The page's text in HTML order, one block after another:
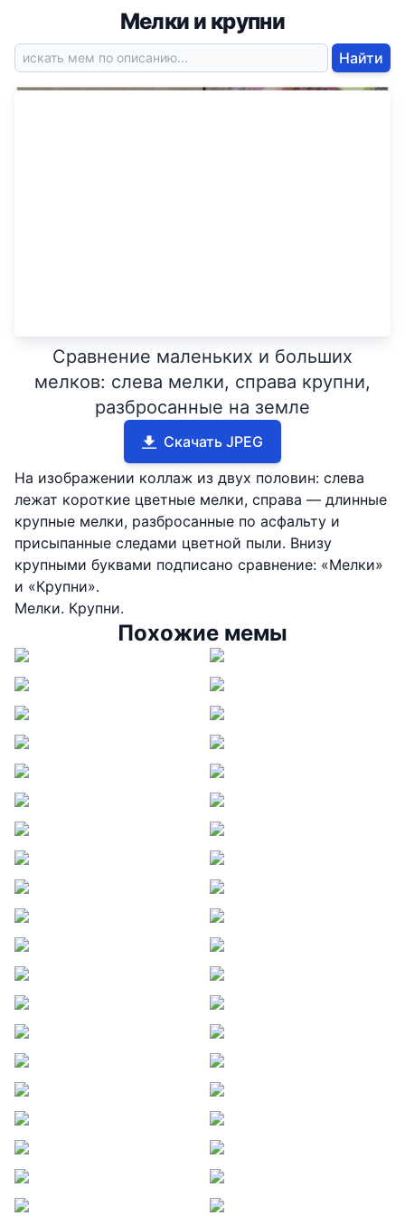
Мелки и крупни
Найти
Сравнение маленьких и больших
мелков: слева мелки, справа крупни,
разбросанные на земле
Скачать JPEG
На изображении коллаж из двух половин: слева
лежат короткие цветные мелки, справа — длинные
крупные мелки, разбросанные по асфальту и
присыпанные следами цветной пыли. Внизу
крупными буквами подписано сравнение: «Мелки»
и «Крупни».
Мелки. Крупни.
Похожие мемы